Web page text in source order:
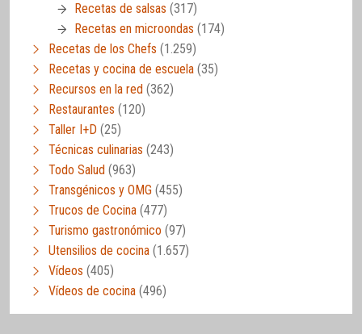
Recetas de salsas (317)
Recetas en microondas (174)
Recetas de los Chefs (1.259)
Recetas y cocina de escuela (35)
Recursos en la red (362)
Restaurantes (120)
Taller I+D (25)
Técnicas culinarias (243)
Todo Salud (963)
Transgénicos y OMG (455)
Trucos de Cocina (477)
Turismo gastronómico (97)
Utensilios de cocina (1.657)
Vídeos (405)
Vídeos de cocina (496)